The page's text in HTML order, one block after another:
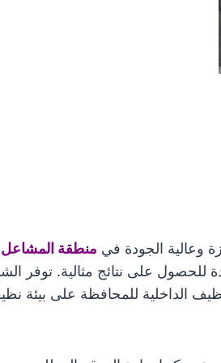
وعالية الجودة في منطقة المشاعل
للحصول على نتائج مثالية. توفر
الداخلية للمحافظة على بيئة